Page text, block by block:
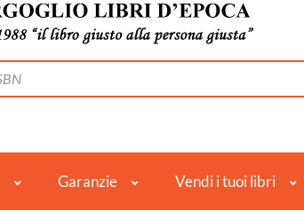
Garanzie Vendi i tuoi libri